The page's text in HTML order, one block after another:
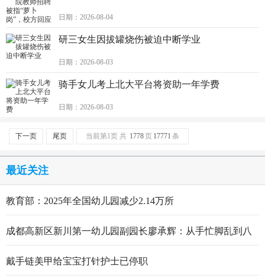
日期：2026-08-04
研三女生因拔罐烧伤被迫中断学业
日期：2026-08-03
骑手女儿考上北大平台将资助一年学费
日期：2026-08-03
下一页 尾页 当前第1页 共 1778页 17771 条
最近关注
教育部：2025年全国幼儿园减少2.14万所
成都高新区新川第一幼儿园副园长廖承辉：从手忙脚乱到八
戴手链美甲给宝宝打针护士已停职